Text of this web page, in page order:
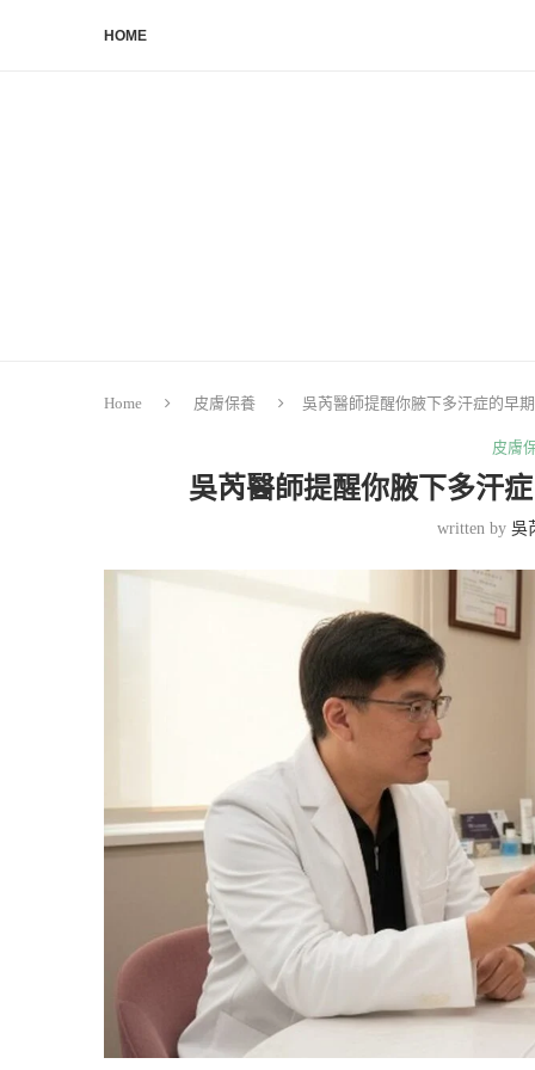
HOME
Home 皮膚保養 吳芮醫師提醒你腋下多汗症的早
皮膚
吳芮醫師提醒你腋下多汗
written by吳